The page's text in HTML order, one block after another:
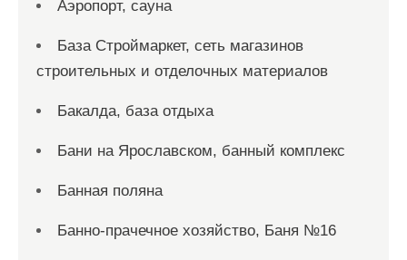
Аэропорт, сауна
База Строймаркет, сеть магазинов
строительных и отделочных материалов
Бакалда, база отдыха
Бани на Ярославском, банный комплекс
Банная поляна
Банно-прачечное хозяйство, Баня №16